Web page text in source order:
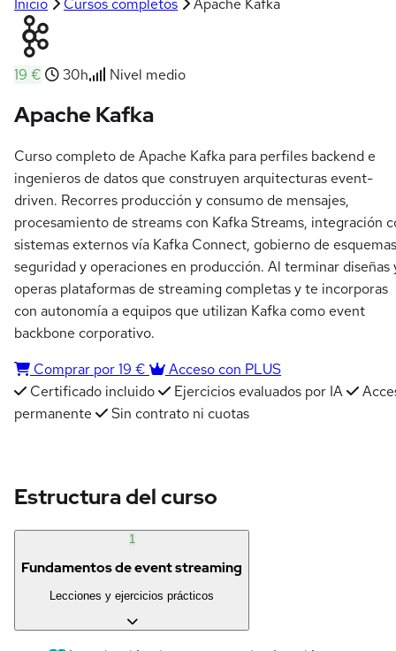
19 € 30h Nivel medio
Apache Kafka
Curso completo de Apache Kafka para perfiles backend e
ingenieros de datos que construyen arquitecturas event-
driven. Recorres producción y consumo de mensajes,
procesamiento de streams con Kafka Streams, integración
sistemas externos vía Kafka Connect, gobierno de
seguridad y operaciones en producción. Al terminar diseñas
operas plataformas de streaming completas y te incorporas
con autonomía a equipos que utilizan Kafka como event
backbone corporativo.
Comprar por 19 €
Acceso con PLUS
Certificado incluido
Ejercicios evaluados por IA
permanente
Sin contrato ni cuotas
Estructura del curso
1
Fundamentos de event streaming
Lecciones y ejercicios prácticos